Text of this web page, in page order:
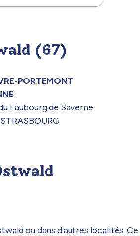
(67)
PORTEMONT
Faubourg de Saverne
ou dans d'autres localités.